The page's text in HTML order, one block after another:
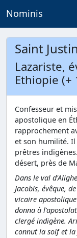
Nominis
Saint
Lazariste,
Ethiopie (+
Confesseur et
apostolique en
rapprochement
et son humilité.
prêtres
désert, près de
Dans le val
Jacobis, évêque,
vicaire
donna à
clergé indigène.
connut la soif et